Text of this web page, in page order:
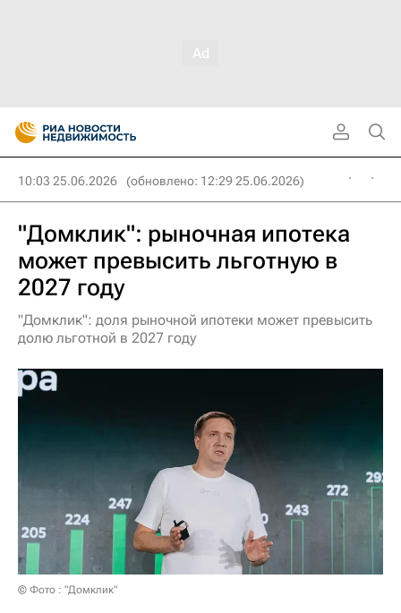
10:03 25.06.2026 (обновлено: 12:29 25.06.2026)
"Домклик": рыночная ипотека
может превысить льготную в
2027 году
"Домклик": доля рыночной ипотеки может превысить
долю льготной в 2027 году
© Фото : "Домклик"